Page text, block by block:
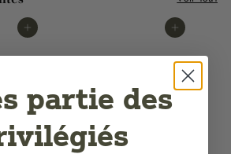
Ajouter au panier Ajouter au panier
partie des